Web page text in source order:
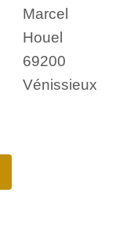
Marcel
Houel
69200
Vénissieux